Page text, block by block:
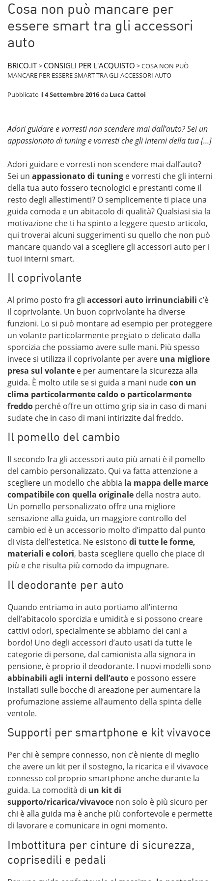
Cosa non può mancare per
essere smart tra gli accessori
auto
BRICO.IT > CONSIGLI PER L'ACQUISTO >COSA NON PUÒ
MANCARE PER ESSERE SMART TRA GLI ACCESSORI AUTO
Pubblicato il4 Settembre 2016da Luca Cattoi
Adori guidare e vorresti non scendere mai dall’auto? Sei un
appassionato di tuning e vorresti che gli interni della tua […]
Adori guidare e vorresti non scendere mai dall’auto?
Sei un appassionato di tuning e vorresti che gli interni
della tua auto fossero tecnologici e prestanti come il
resto degli allestimenti? O semplicemente ti piace una
guida comoda e un abitacolo di qualità? Qualsiasi sia la
motivazione che ti ha spinto a leggere questo articolo,
qui troverai alcuni suggerimenti su quello che non può
mancare quando vai a scegliere gli accessori auto per i
tuoi interni smart.
Il coprivolante
Al primo posto fra gli accessori auto irrinunciabili c’è
il coprivolante. Un buon coprivolante ha diverse
funzioni. Lo si può montare ad esempio per proteggere
un volante particolarmente pregiato o delicato dalla
sporcizia che possiamo avere sulle mani. Più spesso
invece si utilizza il coprivolante per avere una migliore
presa sul volante e per aumentare la sicurezza alla
guida. È molto utile se si guida a mani nudecon un
clima particolarmente caldo o particolarmente
freddo perché offre un ottimo grip sia in caso di mani
sudate che in caso di mani intirizzite dal freddo.
Il pomello del cambio
Il secondo fra gli accessori auto più amati è il pomello
del cambio personalizzato. Qui va fatta attenzione a
scegliere un modello che abbia la mappa delle marce
compatibile con quella originale della nostra auto.
Un pomello personalizzato offre una migliore
sensazione alla guida, un maggiore controllo del
cambio ed è un accessorio molto d’impatto dal punto
di vista dell’estetica. Ne esistono di tutte le forme,
materiali e colori, basta scegliere quello che piace di
più e che risulta più comodo da impugnare.
Il deodorante per auto
Quando entriamo in auto portiamo all’interno
dell’abitacolo sporcizia e umidità e si possono creare
cattivi odori, specialmente se abbiamo dei cani a
bordo! Uno degli accessori d’auto usati da tutte le
categorie di persone, dal camionista alla signora in
pensione, è proprio il deodorante. I nuovi modelli sono
abbinabili agli interni dell’auto e possono essere
installati sulle bocche di areazione per aumentare la
profumazione assieme all’aumento della spinta delle
ventole.
Supporti per smartphone e kit vivavoce
Per chi è sempre connesso, non c’è niente di meglio
che avere un kit per il sostegno, la ricarica e il vivavoce
connesso col proprio smartphone anche durante la
guida. La comodità di un kit di
supporto/ricarica/vivavoce non solo è più sicuro per
chi è alla guida ma è anche più confortevole e permette
di lavorare e comunicare in ogni momento.
Imbottitura per cinture di sicurezza,
coprisedili e pedali